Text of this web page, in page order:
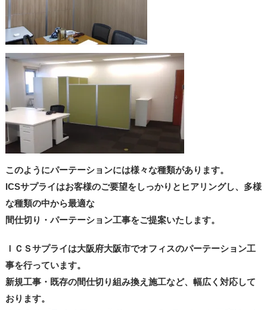
このようにパーテーションには様々な種類があります。
ICSサプライはお客様のご要望をしっかりとヒアリングし、多様
な種類の中から最適な
間仕切り・パーテーション工事をご提案いたします。
ＩＣＳサプライは大阪府大阪市でオフィスのパーテーション工
事を行っています。
新規工事・既存の間仕切り組み換え施工など、幅広く対応して
おります。